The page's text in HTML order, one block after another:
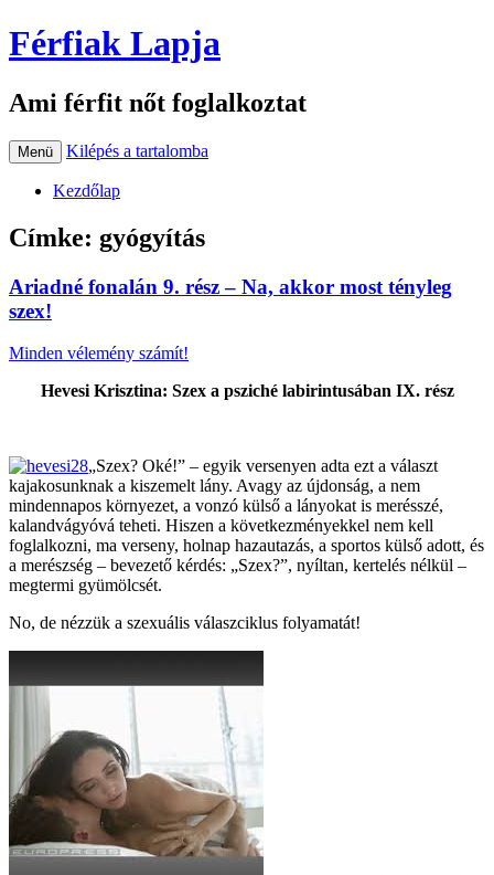
Férfiak Lapja
Ami férfit nőt foglalkoztat
Menü Kilépés a tartalomba
Kezdőlap
Címke: gyógyítás
Ariadné fonalán 9. rész – Na, akkor most tényleg
szex!
Minden vélemény számít!
Hevesi Krisztina: Szex a psziché labirintusában IX. rész
„Szex? Oké!” – egyik versenyen adta ezt a választ
kajakosunknak a kiszemelt lány. Avagy az újdonság, a nem
mindennapos környezet, a vonzó külső a lányokat is merésszé,
kalandvágyóvá teheti. Hiszen a következményekkel nem kell
foglalkozni, ma verseny, holnap hazautazás, a sportos külső adott, és
a merészség – bevezető kérdés: „Szex?”, nyíltan, kertelés nélkül –
megtermi gyümölcsét.
No, de nézzük a szexuális válaszciklus folyamatát!